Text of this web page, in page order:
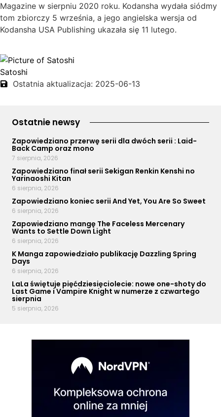
Magazine w sierpniu 2020 roku. Kodansha wydała siódmy
tom zbiorczy 5 września, a jego angielska wersja od
Kodansha USA Publishing ukazała się 11 lutego.
Satoshi
Ostatnia aktualizacja: 2025-06-13
Ostatnie newsy
Zapowiedziano przerwę serii dla dwóch serii : Laid-
Back Camp oraz mono
7 sierpnia, 2026
Zapowiedziano finał serii Sekigan Renkin Kenshi no
Yarinaoshi Kitan
6 sierpnia, 2026
Zapowiedziano koniec serii And Yet, You Are So Sweet
6 sierpnia, 2026
Zapowiedziano mangę The Faceless Mercenary
Wants to Settle Down Light
6 sierpnia, 2026
K Manga zapowiedziało publikację Dazzling Spring
Days
6 sierpnia, 2026
LaLa świętuje pięćdziesięciolecie: nowe one-shoty do
Last Game i Vampire Knight w numerze z czwartego
sierpnia
5 sierpnia, 2026